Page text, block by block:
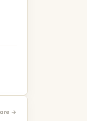
→